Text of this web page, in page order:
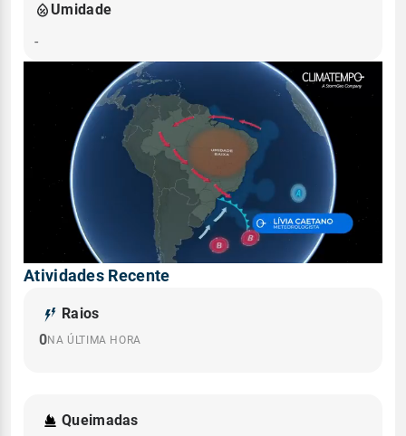
Umidade
-
Atividades Recente
Raios
0NA ÚLTIMA HORA
Queimadas